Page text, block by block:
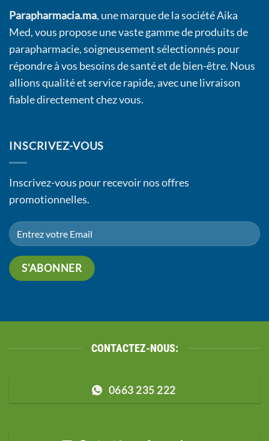
Parapharmacia.ma, une marque de la société Aika
Med, vous propose une vaste gamme de produits de
parapharmacie, soigneusement sélectionnés pour
répondre à vos besoins de santé et de bien-être. Nous
allions qualité et service rapide, avec une livraison
fiable directement chez vous.
INSCRIVEZ-VOUS
Inscrivez-vous pour recevoir nos offres
promotionnelles.
CONTACTEZ-NOUS:
0663 235 222